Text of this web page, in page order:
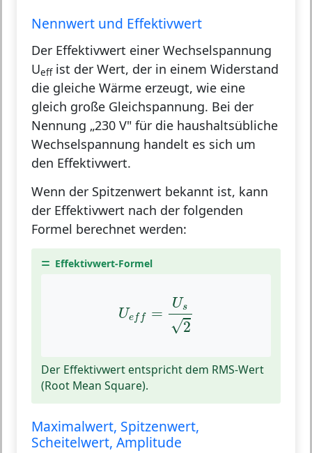
Nennwert und Effektivwert
Der Effektivwert einer Wechselspannung
Ueffist der Wert, der in einem Widerstand
die gleiche Wärme erzeugt, wie eine
gleich große Gleichspannung. Bei der
Nennung „230 V" für die haushaltsübliche
Wechselspannung handelt es sich um
den Effektivwert.
Wenn der Spitzenwert bekannt ist, kann
der Effektivwert nach der folgenden
Formel berechnet werden:
Effektivwert-Formel
Uef f =
Us
√2
Us2
Der Effektivwert entspricht dem RMS-Wert
(Root Mean Square).
Maximalwert, Spitzenwert,
Scheitelwert, Amplitude